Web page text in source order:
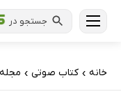
جستجو در
خانه › کتاب‌ صوتی › مجله